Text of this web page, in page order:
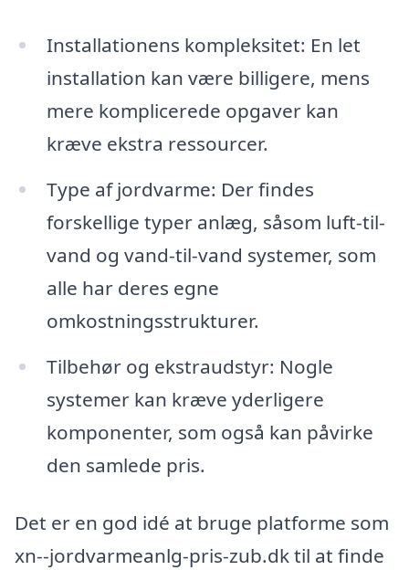
Installationens kompleksitet: En let
installation kan være billigere, mens
mere komplicerede opgaver kan
kræve ekstra ressourcer.
Type af jordvarme: Der findes
forskellige typer anlæg, såsom luft-til-
vand og vand-til-vand systemer, som
alle har deres egne
omkostningsstrukturer.
Tilbehør og ekstraudstyr: Nogle
systemer kan kræve yderligere
komponenter, som også kan påvirke
den samlede pris.
Det er en god idé at bruge platforme som
xn--jordvarmeanlg-pris-zub.dk til at finde